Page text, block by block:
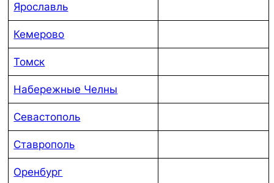
Ярославль
Кемерово
Томск
Набережные Челны
Севастополь
Ставрополь
Оренбург